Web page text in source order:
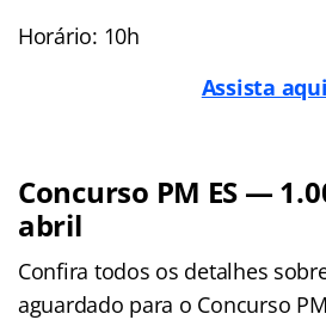
Horário: 10h
Assista
Concurso PM ES —
abril
Confira todos os detalhes
aguardado para o Concurso